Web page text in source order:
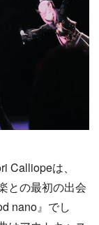
Calliopeは、
との最初の出会
nano』でし